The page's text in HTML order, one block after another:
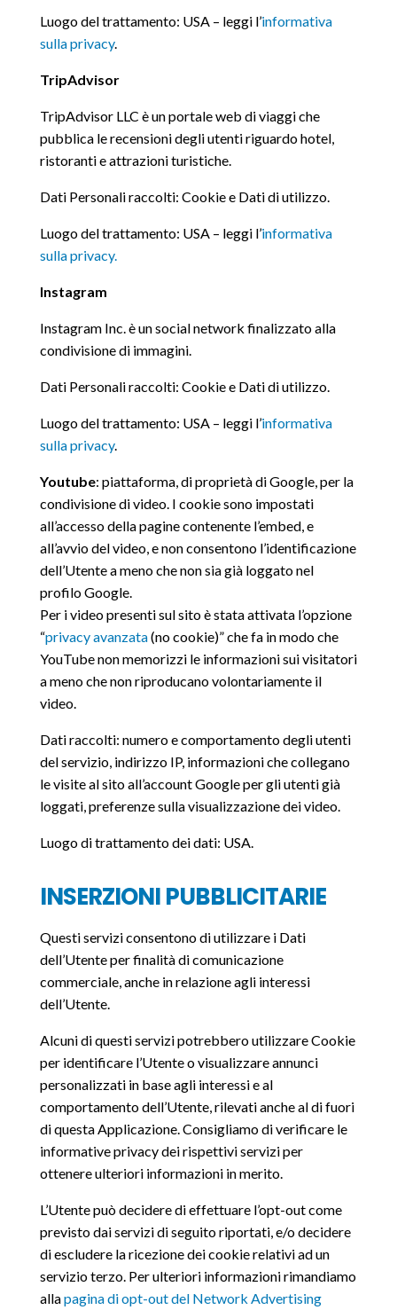
Luogo del trattamento: USA – leggi l’informativa
sulla privacy.
TripAdvisor
TripAdvisor LLC è un portale web di viaggi che
pubblica le recensioni degli utenti riguardo hotel,
ristoranti e attrazioni turistiche.
Dati Personali raccolti: Cookie e Dati di utilizzo.
Luogo del trattamento: USA – leggi l’informativa
sulla privacy.
Instagram
Instagram Inc. è un social network finalizzato alla
condivisione di immagini.
Dati Personali raccolti: Cookie e Dati di utilizzo.
Luogo del trattamento: USA – leggi l’informativa
sulla privacy.
Youtube: piattaforma, di proprietà di Google, per la
condivisione di video. I cookie sono impostati
all’accesso della pagine contenente l’embed, e
all’avvio del video, e non consentono l’identificazione
dell’Utente a meno che non sia già loggato nel
profilo Google.
Per i video presenti sul sito è stata attivata l’opzione
“privacy avanzata(no cookie)” che fa in modo che
YouTube non memorizzi le informazioni sui visitatori
a meno che non riproducano volontariamente il
video.
Dati raccolti: numero e comportamento degli utenti
del servizio, indirizzo IP, informazioni che collegano
le visite al sito all’account Google per gli utenti già
loggati, preferenze sulla visualizzazione dei video.
Luogo di trattamento dei dati: USA.
INSERZIONI PUBBLICITARIE
Questi servizi consentono di utilizzare i Dati
dell’Utente per finalità di comunicazione
commerciale, anche in relazione agli interessi
dell’Utente.
Alcuni di questi servizi potrebbero utilizzare Cookie
per identificare l’Utente o visualizzare annunci
personalizzati in base agli interessi e al
comportamento dell’Utente, rilevati anche al di fuori
di questa Applicazione. Consigliamo di verificare le
informative privacy dei rispettivi servizi per
ottenere ulteriori informazioni in merito.
L’Utente può decidere di effettuare l’opt-out come
previsto dai servizi di seguito riportati, e/o decidere
di escludere la ricezione dei cookie relativi ad un
servizio terzo. Per ulteriori informazioni rimandiamo
allapagina di opt-out del Network Advertising